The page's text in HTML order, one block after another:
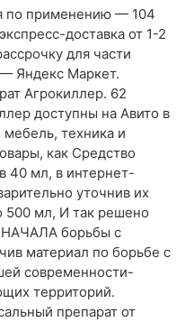
по применению — 104
доставка от 1-2
для части
Яндекс Маркет.
Агрокиллер. 62
доступны на Авито в
техника и
как Средство
40 мл, в интернет-
уточнив их
500 мл, И так решено
НАЧАЛА борьбы с
материал по борьбе с
современности-
территорий.
препарат от